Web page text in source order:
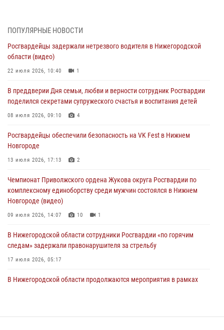
В Нижегородской области продолжаются мероприятия в рамках
16 июля 2026, 05:00
Росгвардейцы обеспечили безопасность на VK Fest в Нижнем
13 июля 2026, 17:13
Нижегородские росгвардейцы за прошедшую неделю выезжали
13 июля 2026, 06:45
Росгвардейцы предотвратили серию краж в Нижнем Новгороде
ПОПУЛЯРНЫЕ НОВОСТИ
Росгвардейцы задержали нетрезвого водителя в Нижегородской
области (видео)
22 июля 2026, 10:40 1
В преддверии Дня семьи, любви и верности сотрудник Росгвардии
поделился секретами супружеского счастья и воспитания детей
08 июля 2026, 09:10 4
Росгвардейцы обеспечили безопасность на VK Fest в Нижнем
Новгороде
13 июля 2026, 17:13 2
Чемпионат Приволжского ордена Жукова округа Росгвардии по
комплексному единоборству среди мужчин состоялся в Нижнем
Новгороде (видео)
09 июля 2026, 14:07 10 1
В Нижегородской области сотрудники Росгвардии «по горячим
следам» задержали правонарушителя за стрельбу
17 июля 2026, 05:17
В Нижегородской области продолжаются мероприятия в рамках